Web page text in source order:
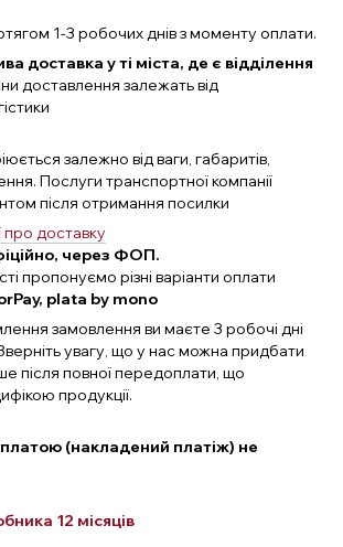
1-3 робочих днів з моменту оплати.
доставка у ті міста, де є відділення
доставлення залежать від
залежно від ваги, габаритів,
Послуги транспортної компанії
після отримання посилки
про доставку
через ФОП.
пропонуємо різні варіанти оплати
plata by mono
замовлення ви маєте 3 робочі дні
увагу, що у нас можна придбати
після повної передоплати, що
продукції.
(накладений платіж) не
12 місяців